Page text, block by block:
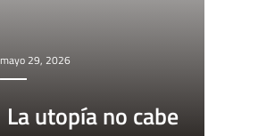
mayo 29, 2026
La utopía no cabe